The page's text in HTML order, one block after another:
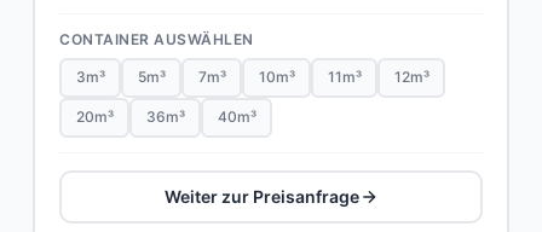
CONTAINER AUSWÄHLEN
3m³ 5m³ 7m³ 10m³ 11m³ 12m³
20m³ 36m³ 40m³
Weiter zur Preisanfrage